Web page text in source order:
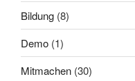
Bildung (8)
Demo (1)
Mitmachen (30)